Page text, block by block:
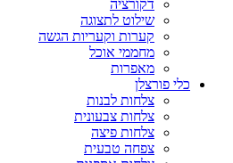
דקורציה
שילוט לתצוגה
קערות וקעריות הגשה
מחממי אוכל
מאפרות
כלי פורצלן
צלחות לבנות
צלחות צבעונית
צלחות פיצה
צפחה טבעית